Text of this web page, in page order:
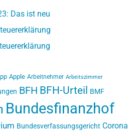
Das ist neu
Apple Arbeitnehmer Arbeitszimmer
BFH BFH-Urteil BMF
Bundesfinanzhof
Bundesverfassungsgericht Corona